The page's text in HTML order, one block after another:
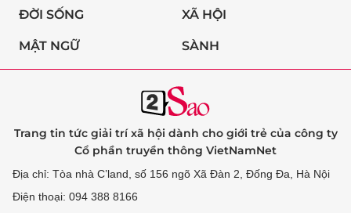
ĐỜI SỐNG XÃ HỘI
MẬT NGỮ SÀNH
Trang tin tức giải trí xã hội dành cho giới trẻ của công ty
Cổ phần truyền thông VietNamNet
Địa chỉ: Tòa nhà C’land, số 156 ngõ Xã Đàn 2, Đống Đa, Hà Nội
Điện thoại: 094 388 8166